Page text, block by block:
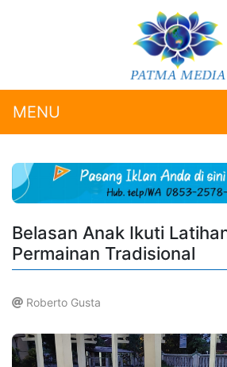
MENU
Belasan Anak Ikuti
Permainan Tradisional
Roberto Gusta